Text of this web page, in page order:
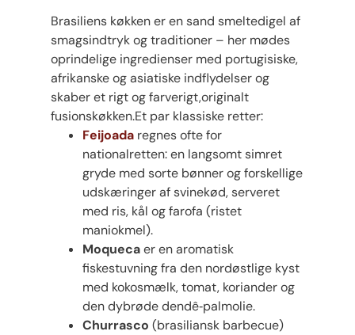
Brasiliens køkken er en sand smeltedigel af
smagsindtryk og traditioner – her mødes
oprindelige ingredienser med portugisiske,
afrikanske og asiatiske indflydelser og
skaber et rigt og farverigt,originalt
fusionskøkken.Et par klassiske retter:
Feijoada regnes ofte for
nationalretten: en langsomt simret
gryde med sorte bønner og forskellige
udskæringer af svinekød, serveret
med ris, kål og farofa (ristet
maniokmel).
Moquecaer en aromatisk
fiskestuvning fra den nordøstlige kyst
med kokosmælk, tomat, koriander og
den dybrøde dendê‑palmolie.
Churrasco (brasiliansk barbecue)